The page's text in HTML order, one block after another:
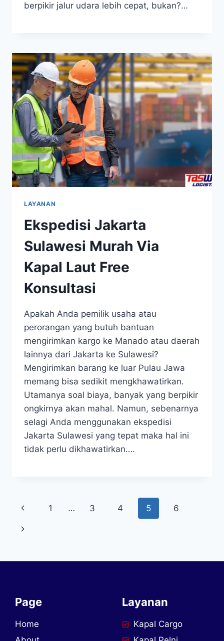
berpikir jalur udara lebih cepat, bukan?…
LAYANAN
Ekspedisi Jakarta
Sulawesi Murah Via
Kapal Laut Free
Konsultasi
Apakah Anda pemilik usaha atau
perorangan yang butuh bantuan
mengirimkan kargo ke Manado atau daerah
lainnya dari Jakarta ke Sulawesi?
Mengirimkan barang ke luar Pulau Jawa
memang bisa sedikit mengkhawatirkan.
Utamanya soal biaya, banyak yang berpikir
ongkirnya akan mahal. Namun, sebenarnya
selagi Anda menggunakan ekspedisi
Jakarta Sulawesi yang tepat maka hal ini
tidak perlu dikhawatirkan….
1 … 3 4 5 6
Page
Home
Layanan
Kapal Cargo